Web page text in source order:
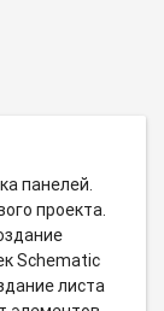
панелей.
проекта.
Schematic
листа